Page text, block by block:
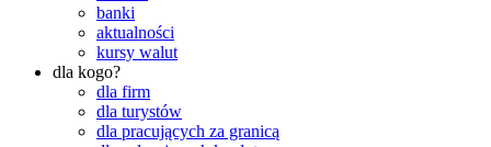
banki
aktualności
kursy walut
dla kogo?
dla firm
dla turystów
dla pracujących za granicą